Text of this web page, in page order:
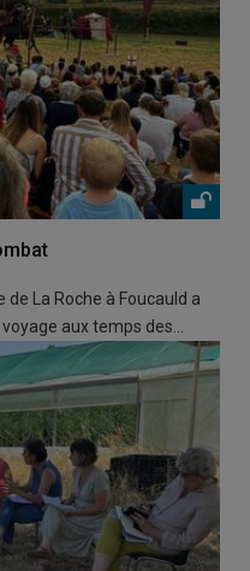
La Roche à Foucauld a
voyage aux temps des…